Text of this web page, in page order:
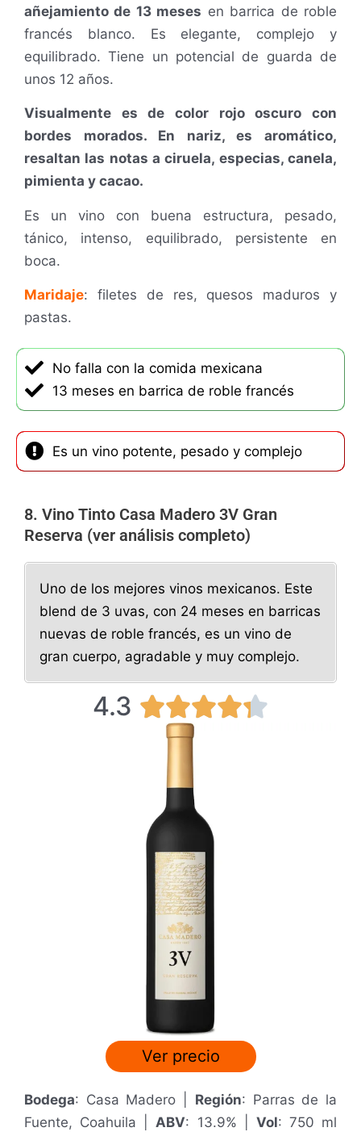
añejamiento de 13 meses en barrica de roble
francés blanco. Es elegante, complejo y
equilibrado. Tiene un potencial de guarda de
unos 12 años.
Visualmente es de color rojo oscuro con
bordes morados. En nariz, es aromático,
resaltan las notas a ciruela, especias, canela,
pimienta y cacao.
Es un vino con buena estructura, pesado,
tánico, intenso, equilibrado, persistente en
boca.
Maridaje: filetes de res, quesos maduros y
pastas.
No falla con la comida mexicana
13 meses en barrica de roble francés
Es un vino potente, pesado y complejo
8. Vino Tinto Casa Madero 3V Gran
Reserva (ver análisis completo)
Uno de los mejores vinos mexicanos. Este
blend de 3 uvas, con 24 meses en barricas
nuevas de roble francés, es un vino de
gran cuerpo, agradable y muy complejo.
4.3 
Ver precio
Bodega: Casa Madero | Región: Parras de la
Fuente, Coahuila |ABV: 13.9% | Vol: 750 ml